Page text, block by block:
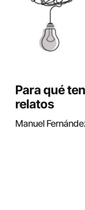
Para qué
relatos
Manuel